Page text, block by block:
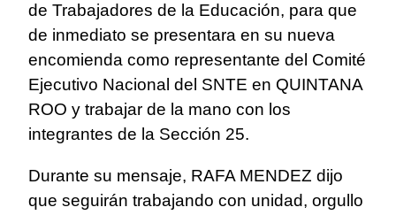
de Trabajadores de la Educación, para que
de inmediato se presentara en su nueva
encomienda como representante del Comité
Ejecutivo Nacional del SNTE en QUINTANA
ROO y trabajar de la mano con los
integrantes de la Sección 25.
Durante su mensaje, RAFA MENDEZ dijo
que seguirán trabajando con unidad, orgullo